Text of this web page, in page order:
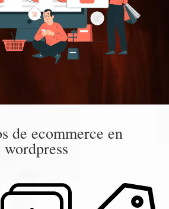
de ecommerce en
wordpress